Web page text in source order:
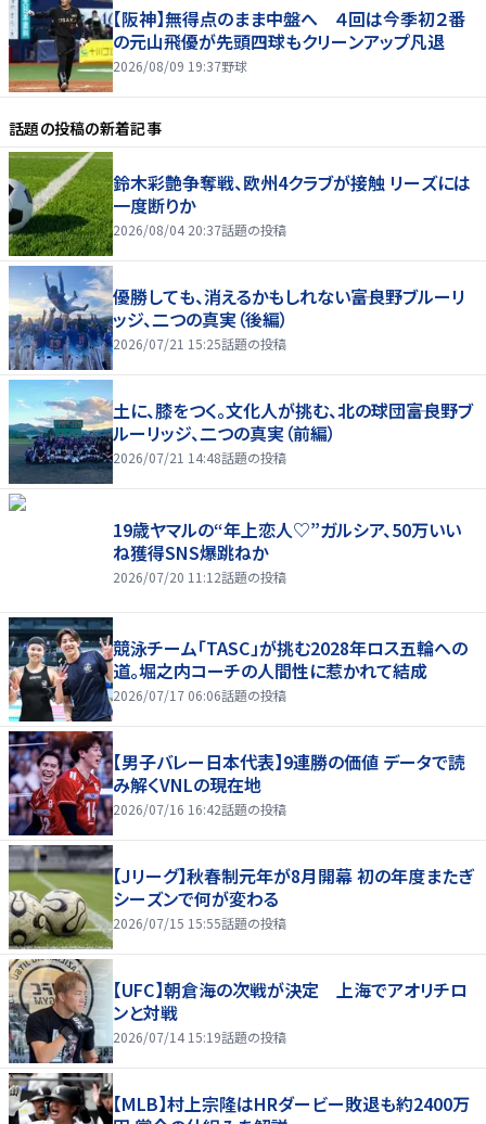
【阪神】無得点のまま中盤へ ４回は今季初２番
の元山飛優が先頭四球もクリーンアップ凡退
2026/08/09 19:37野球
話題の投稿の新着記事
鈴木彩艶争奪戦、欧州4クラブが接触 リーズには
一度断りか
2026/08/04 20:37話題の投稿
優勝しても、消えるかもしれない――富良野ブルーリ
ッジ、二つの真実（後編）
2026/07/21 15:25話題の投稿
土に、膝をつく。文化人が挑む、北の球団――富良野ブ
ルーリッジ、二つの真実（前編）
2026/07/21 14:48話題の投稿
19歳ヤマルの“年上恋人♡”ガルシア、50万いい
ね獲得SNS爆跳ねか
2026/07/20 11:12話題の投稿
競泳チーム「TASC」が挑む2028年ロス五輪への
道。堀之内コーチの人間性に惹かれて結成
2026/07/17 06:06話題の投稿
【男子バレー日本代表】9連勝の価値 データで読
み解くVNLの現在地
2026/07/16 16:42話題の投稿
【Jリーグ】秋春制元年が8月開幕 初の年度またぎ
シーズンで何が変わる
2026/07/15 15:55話題の投稿
【UFC】朝倉海の次戦が決定 上海でアオリチロ
ンと対戦
2026/07/14 15:19話題の投稿
【MLB】村上宗隆はHRダービー敗退も約2400万